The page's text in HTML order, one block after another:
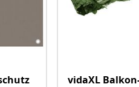
vidaXL